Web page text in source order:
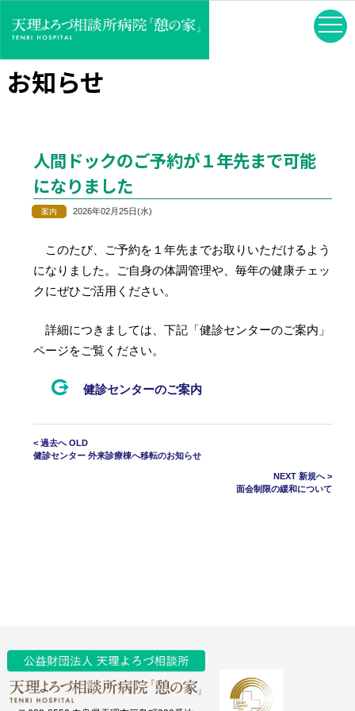
お知らせ
人間ドックのご予約が１年先まで可能
になりました
2026年02月25日(水)
このたび、ご予約を１年先までお取りいただけるよう
になりました。ご自身の体調管理や、毎年の健康チェッ
クにぜひご活用ください。
詳細につきましては、下記「健診センターのご案内」
ページをご覧ください。
健診センターのご案内
< 過去へ OLD
健診センター 外来診療棟へ移転のお知らせ
NEXT 新規へ >
面会制限の緩和について